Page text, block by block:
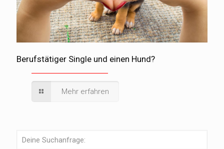
Berufstätiger Single und einen Hund?
Mehr erfahren